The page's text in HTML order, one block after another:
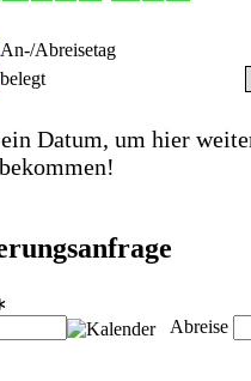
An-/Abreisetag
belegt
Datum, um hier
Abreise